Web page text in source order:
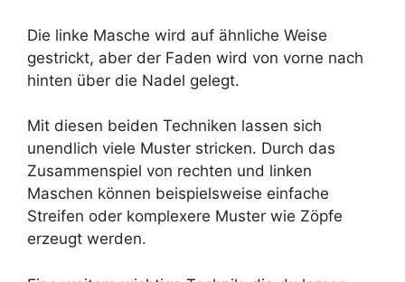
Die linke Masche wird auf ähnliche Weise
gestrickt, aber der Faden wird von vorne nach
hinten über die Nadel gelegt.
Mit diesen beiden Techniken lassen sich
unendlich viele Muster stricken. Durch das
Zusammenspiel von rechten und linken
Maschen können beispielsweise einfache
Streifen oder komplexere Muster wie Zöpfe
erzeugt werden.